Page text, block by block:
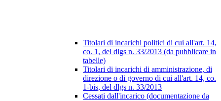
Titolari di incarichi politici di cui all'art. 14,
co. 1, del dlgs n. 33/2013 (da pubblicare in
tabelle)
Titolari di incarichi di amministrazione, di
direzione o di governo di cui all'art. 14, co.
1-bis, del dlgs n. 33/2013
Cessati dall'incarico (documentazione da